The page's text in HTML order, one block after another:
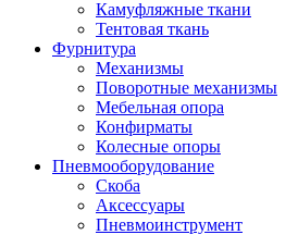
Камуфляжные ткани
Тентовая ткань
Фурнитура
Механизмы
Поворотные механизмы
Мебельная опора
Конфирматы
Колесные опоры
Пневмооборудование
Скоба
Аксессуары
Пневмоинструмент